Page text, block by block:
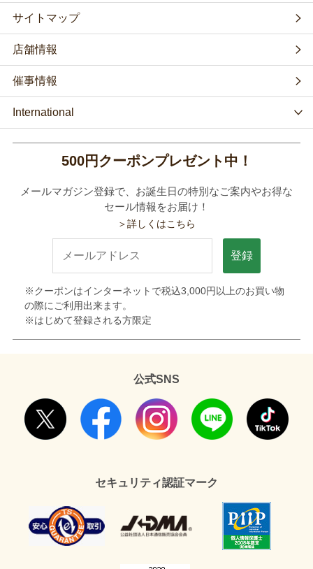
サイトマップ
店舗情報
催事情報
International
500円クーポンプレゼント中！
メールマガジン登録で、お誕生日の特別なご案内やお得な
セール情報をお届け！
＞詳しくはこちら
登録
※クーポンはインターネットで税込3,000円以上のお買い物
の際にご利用出来ます。
※はじめて登録される方限定
公式SNS
セキュリティ認証マーク